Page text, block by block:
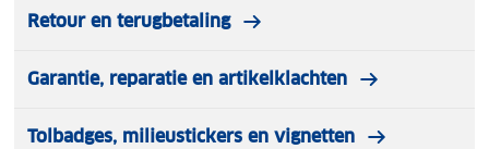
Ritsvakje binnenin
Geschikt voor A4 documenten
Retour en terugbetaling
Garantie, reparatie en artikelklachten
Tolbadges, milieustickers en vignetten